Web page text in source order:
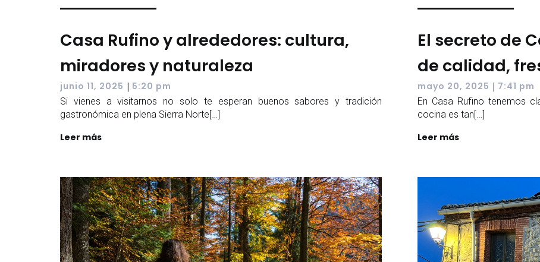
Casa Rufino y alrededores: cultura,
miradores y naturaleza
junio 11, 2025 | 5:20 pm
Si vienes a visitarnos no solo te esperan buenos sabores y tradición
gastronómica en plena Sierra Norte[…]
Leer más
El secreto de
de calidad,
mayo 20, 2025 | 7:41 pm
En Casa Rufino tenemos
cocina es tan[…]
Leer más